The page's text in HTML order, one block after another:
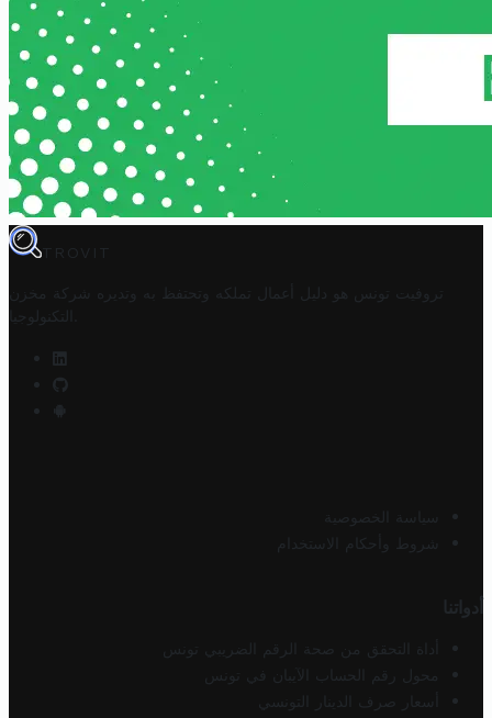
TROVIT
تروفيت تونس هو دليل أعمال تملكه وتحتفظ به وتديره
شركة مخزن
التكنولوجيا
سياسة الخصوصية
شروط وأحكام الاستخدام
أدواتنا
أداة التحقق من صحة الرقم الضريبي تونس
محول رقم الحساب الآيبان في تونس
أسعار صرف الدينار التونسي